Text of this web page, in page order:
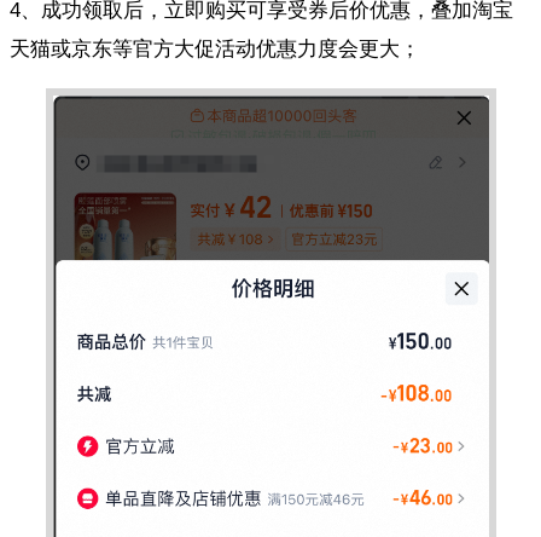
4、成功领取后，立即购买可享受券后价优惠，叠加淘宝
天猫或京东等官方大促活动优惠力度会更大；